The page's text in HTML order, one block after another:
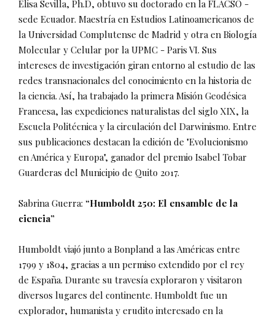
Elisa Sevilla, Ph.D, obtuvo su doctorado en la FLACSO -
sede Ecuador. Maestría en Estudios Latinoamericanos de
la Universidad Complutense de Madrid y otra en Biología
Molecular y Celular por la UPMC - Paris VI. Sus
intereses de investigación giran entorno al estudio de las
redes transnacionales del conocimiento en la historia de
la ciencia. Así, ha trabajado la primera Misión Geodésica
Francesa, las expediciones naturalistas del siglo XIX, la
Escuela Politécnica y la circulación del Darwinismo. Entre
sus publicaciones destacan la edición de "Evolucionismo
en América y Europa", ganador del premio Isabel Tobar
Guarderas del Municipio de Quito 2017.
Sabrina Guerra: “Humboldt 250: El ensamble de la
ciencia”
Humboldt viajó junto a Bonpland a las Américas entre
1799 y 1804, gracias a un permiso extendido por el rey
de España. Durante su travesía exploraron y visitaron
diversos lugares del continente. Humboldt fue un
explorador, humanista y erudito interesado en la